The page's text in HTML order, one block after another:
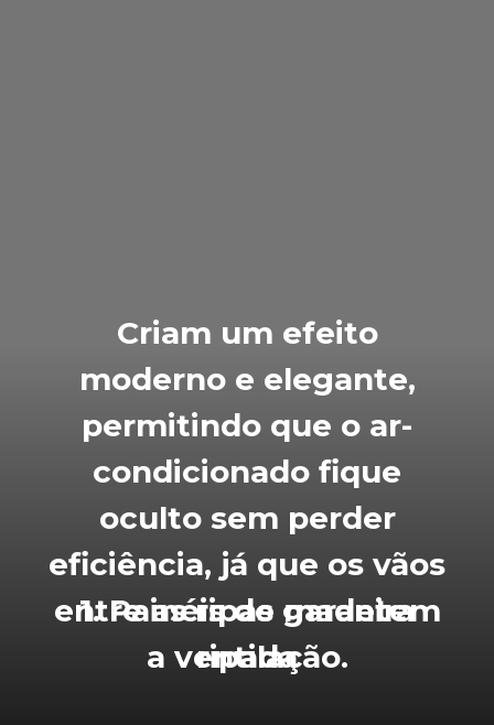
1. Painéis de madeira
ripada
Criam um efeito
moderno e elegante,
permitindo que o ar-
condicionado fique
oculto sem perder
eficiência, já que os vãos
entre as ripas garantem
a ventilação.